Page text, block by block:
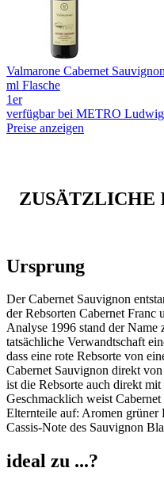
Valmarone Cabernet
ml Flasche
1er
verfügbar bei METRO
Preise anzeigen
ZUSÄTZLICHE
Ursprung
Der Cabernet Sauvignon
der Rebsorten Cabernet Franc
Analyse 1996 stand der Name
tatsächliche Verwandtschaft
dass eine rote Rebsorte von
Cabernet Sauvignon direkt
ist die Rebsorte auch direkt mit
Geschmacklich weist
Elternteile auf: Aromen grüner
Cassis-Note des Sauvignon
ideal zu ...?